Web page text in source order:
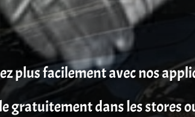
plus facilement avec nos
gratuitement dans les stores